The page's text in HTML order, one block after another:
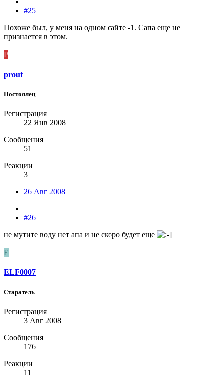
#25
Похоже был, у меня на одном сайте -1. Сапа еще не
признается в этом.
P
prout
Постоялец
Регистрация
22 Янв 2008
Сообщения
51
Реакции
3
26 Авг 2008
#26
не мутите воду нет апа и не скоро будет еще
E
ELF0007
Старатель
Регистрация
3 Авг 2008
Сообщения
176
Реакции
11